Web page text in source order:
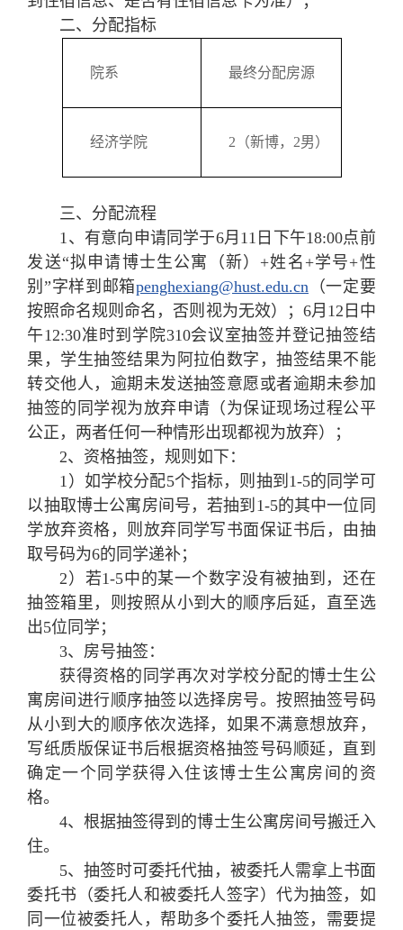
二、分配指标
院系 最终分配房源
经济学院 2（新博，2男）
三、分配流程
1、有意向申请同学于6月11日下午18:00点前
发送“拟申请博士生公寓（新）+姓名+学号+性
别”字样到邮箱penghexiang@hust.edu.cn（一定要
按照命名规则命名，否则视为无效）；6月12日中
午12:30准时到学院310会议室抽签并登记抽签结
果，学生抽签结果为阿拉伯数字，抽签结果不能
转交他人，逾期未发送抽签意愿或者逾期未参加
抽签的同学视为放弃申请（为保证现场过程公平
公正，两者任何一种情形出现都视为放弃）；
2、资格抽签，规则如下：
1）如学校分配5个指标，则抽到1-5的同学可
以抽取博士公寓房间号，若抽到1-5的其中一位同
学放弃资格，则放弃同学写书面保证书后，由抽
取号码为6的同学递补；
2）若1-5中的某一个数字没有被抽到，还在
抽签箱里，则按照从小到大的顺序后延，直至选
出5位同学；
3、房号抽签：
获得资格的同学再次对学校分配的博士生公
寓房间进行顺序抽签以选择房号。按照抽签号码
从小到大的顺序依次选择，如果不满意想放弃，
写纸质版保证书后根据资格抽签号码顺延，直到
确定一个同学获得入住该博士生公寓房间的资
格。
4、根据抽签得到的博士生公寓房间号搬迁入
住。
5、抽签时可委托代抽，被委托人需拿上书面
委托书（委托人和被委托人签字）代为抽签，如
同一位被委托人，帮助多个委托人抽签，需要提